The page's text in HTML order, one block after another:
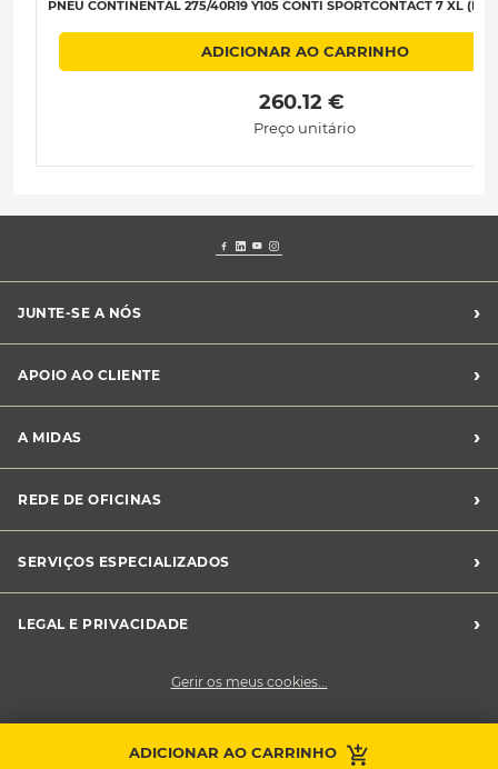
ADICIONAR AO CARRINHO
PNEU CONTINENTAL 275/40R19 Y105 CONTI SPORTCONTACT 7 XL
ADICIONAR AO CARRINHO
260.12 €
Preço unitário
JUNTE-SE A NÓS ›
Franchising Midas
APOIO AO CLIENTE ›
Livro de Reclamações
Canal de Denúncias
Perguntas Frequentes
A MIDAS ›
Sustentabilidade
Notícias Midas
REDE DE OFICINAS ›
SERVIÇOS ESPECIALIZADOS
›
LEGAL E PRIVACIDADE
›
Cookies
Gerir os meus cookies...
Faça uma marcação
Contacte a sua